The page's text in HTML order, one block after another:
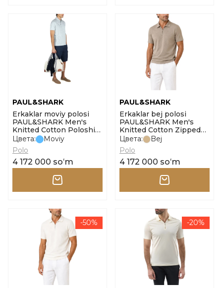
PAUL&SHARK
Erkaklar moviy polosi
PAUL&SHARK Men's
Knitted Cotton Poloshirt
o'lcham l
Цвета:
Moviy
Polo
4 172 000 soʻm
PAUL&SHARK
Erkaklar bej polosi
PAUL&SHARK Men's
Knitted Cotton Zipped
Polo Shirt o'lcham l
Цвета:
Bej
Polo
4 172 000 soʻm
-50% -20%